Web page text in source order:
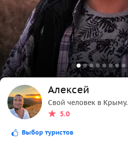
Алексей
Свой человек в Крыму.
5.0
Выбор туристов